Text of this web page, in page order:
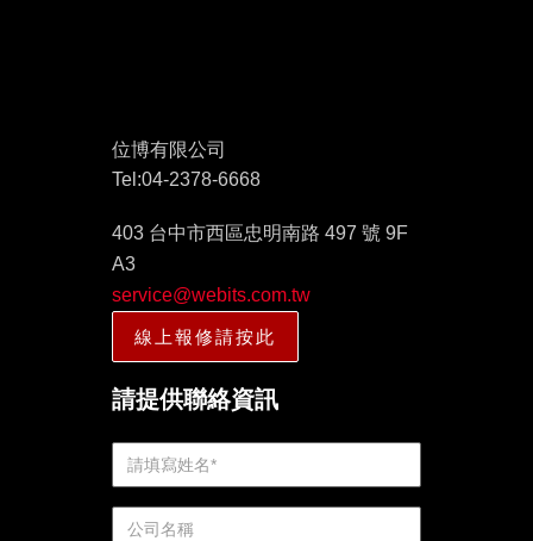
位博有限公司
Tel:04-2378-6668
403 台中市西區忠明南路 497 號 9F
A3
service@webits.com.tw
線上報修請按此
請提供聯絡資訊